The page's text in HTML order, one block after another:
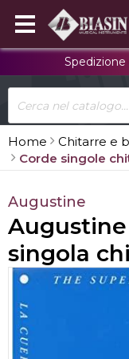
Home Chitarre e
Corde singole
Augustine
Augustine
singola